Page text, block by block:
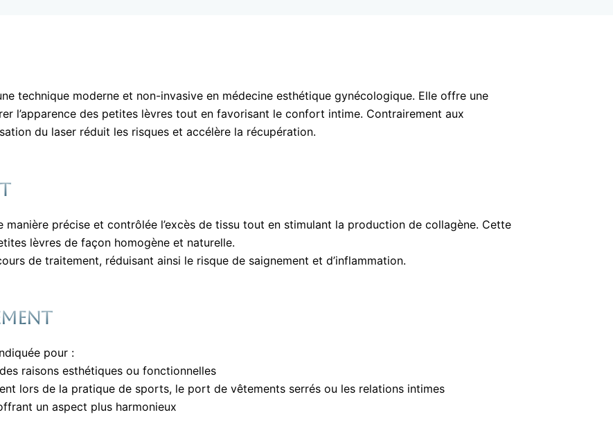
technique moderne et non-invasive en médecine esthétique gynécologique. Elle offre une
l’apparence des petites lèvres tout en favorisant le confort intime. Contrairement aux
du laser réduit les risques et accélère la récupération.
manière précise et contrôlée l’excès de tissu tout en stimulant la production de collagène. Cette
lèvres de façon homogène et naturelle.
de traitement, réduisant ainsi le risque de saignement et d’inflammation.
pour :
raisons esthétiques ou fonctionnelles
lors de la pratique de sports, le port de vêtements serrés ou les relations intimes
un aspect plus harmonieux